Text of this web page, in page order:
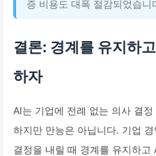
증 비용도 대폭 절감되었습니
결론: 경계를 유지하
하자
AI는 기업에 전례 없는 의사 결
하지만 만능은 아닙니다. 기업
결정을 내릴 때 경계를 유지하